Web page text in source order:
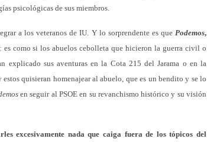
psicológicas de sus miembros.
a los veteranos de IU. Y lo sorprendente es que Podemos,
es como si los abuelos cebolleta que hicieron la guerra civil o
explicado sus aventuras en la Cota 215 del Jarama o en la
quisieran homenajear al abuelo, que es un bendito y se lo
en seguir al PSOE en su revanchismo histórico y su visión
excesivamente nada que caiga fuera de los tópicos del